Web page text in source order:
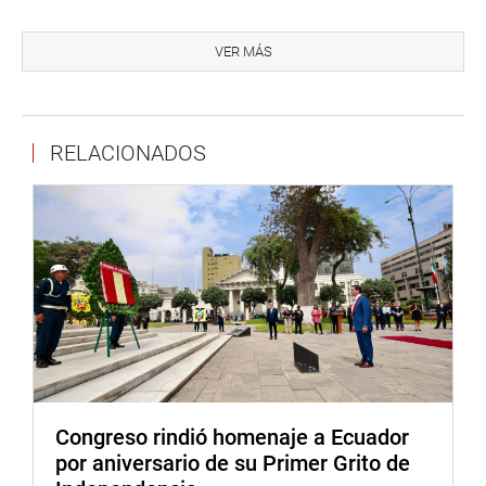
implementadas para asegurar que los flujos migratorios
no afecten negativamente a las comunidades locales, al
Al respecto, el embajador subrayó que los países
miembros han establecido mecanismos de coordinación
policial para mantener la seguridad, así como normas
nacionales que permiten a los migrantes realizar sus
trámites con normalidad.
Dijo que estas políticas aseguran que los migrantes
puedan acceder a servicios como atención médica,
educación y empleo, contribuyendo a una integración
más armónica y segura.
programación de una sesión descentralizada y una
audiencia pública en la ciudad de Andahuaylas, en el
VER MÁS
RELACIONADOS
Congreso rindió homenaje a Ecuador
por aniversario de su Primer Grito de